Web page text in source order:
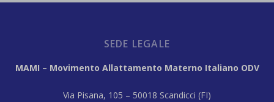
SEDE LEGALE
MAMI – Movimento Allattamento Materno Italiano ODV
Via Pisana, 105 – 50018 Scandicci (FI)